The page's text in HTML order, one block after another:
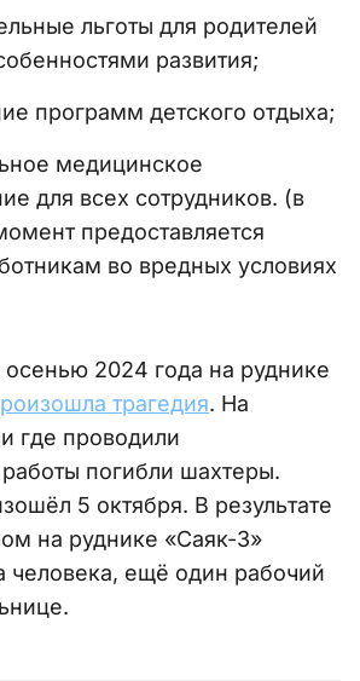
льготы для родителей
развития;
программ детского отдыха;
медицинское
для всех сотрудников. (в
предоставляется
во вредных условиях
2024 года на руднике
трагедия. На
где проводили
погибли шахтеры.
5 октября. В результате
на руднике «Саяк-3»
человека, ещё один рабочий